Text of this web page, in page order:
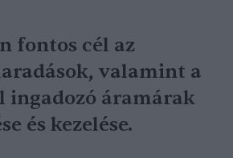
fontos cél az
valamint a
ingadozó áramárak
és kezelése.